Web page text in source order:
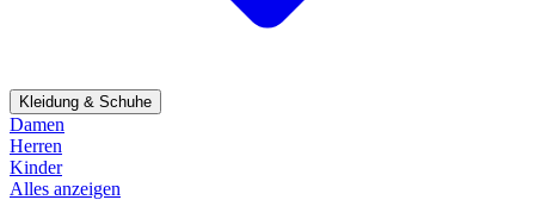
Kleidung & Schuhe
Damen
Herren
Kinder
Alles anzeigen